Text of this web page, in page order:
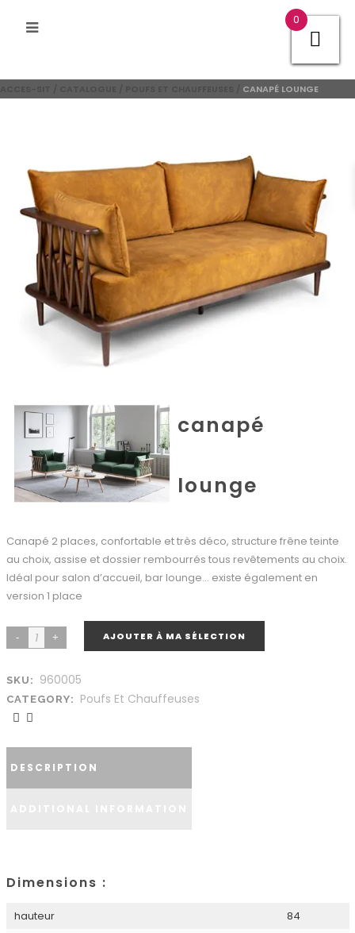
CANAPÉ LOUNGE
canapé
lounge
Canapé 2 places, confortable et très déco, structure frêne teinte
au choix, assise et dossier rembourrés tous revêtements au choix.
Idéal pour salon d’accueil, bar lounge… existe également en
version 1 place
AJOUTER À MA SÉLECTION
SKU: 960005
CATEGORY: Poufs Et Chauffeuses
DESCRIPTION
Dimensions :
hauteur
84
0